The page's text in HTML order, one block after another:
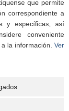
que permite
correspondiente a
y específicas, así
conveniente
la información. Ver